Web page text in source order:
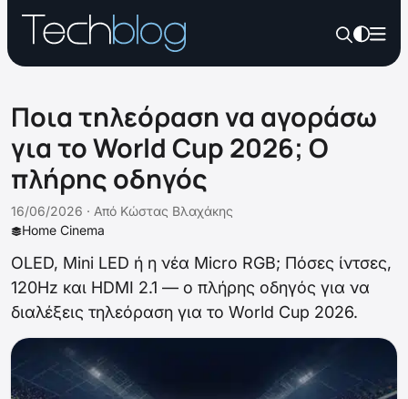
Ποια τηλεόραση να αγοράσω
για το World Cup 2026; Ο
πλήρης οδηγός
Home Cinema
16/06/2026 · Από Κώστας Βλαχάκης
OLED, Mini LED ή η νέα Micro RGB; Πόσες ίντσες,
120Hz και HDMI 2.1 — ο πλήρης οδηγός για να
διαλέξεις τηλεόραση για το World Cup 2026.